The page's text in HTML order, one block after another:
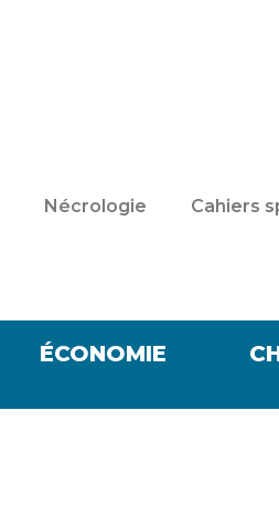
Nécrologie Cahiers
ÉCONOMIE